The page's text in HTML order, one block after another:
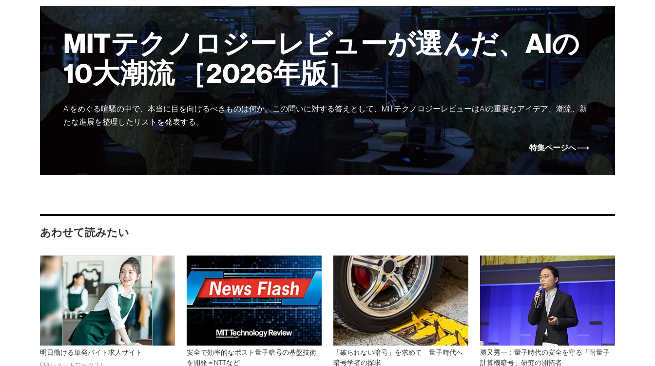
MITテクノロジーレビューが選んだ、AIの
10大潮流 ［2026年版］
AIをめぐる喧騒の中で、本当に目を向けるべきものは何か。この問いに対する答えとして、MITテクノロジーレビューはAIの重要なアイデア、潮流、新
たな進展を整理したリストを発表する。
特集ページへ
あわせて読みたい
明日働ける単発バイト求人サイト
安全で効率的なポスト量子暗号の基盤技術
を開発＝NTTなど
「破られない暗号」を求めて 量子時代へ
暗号学者の探求
勝又秀一：量子時代の安全を守る「耐量子
計算機暗号」研究の開拓者